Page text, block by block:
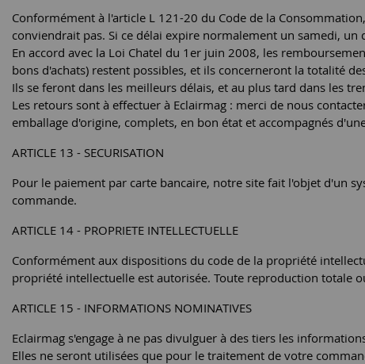
Conformément à l'article L 121-20 du Code de la
conviendrait pas. Si ce délai expire normalement un samedi,
En accord avec la Loi Chatel du 1er juin 2008, les
bons d'achats) restent possibles, et ils concerneront la totalité
Ils se feront dans les meilleurs délais, et au plus tard dans les
Les retours sont à effectuer à Eclairmag : merci de nous
emballage d'origine, complets, en bon état et accompagnés
ARTICLE 13 - SECURISATION
Pour le paiement par carte bancaire, notre site fait l'objet d'un
commande.
ARTICLE 14 - PROPRIETE INTELLECTUELLE
Conformément aux dispositions du code de la propriété
propriété intellectuelle est autorisée. Toute reproduction totale
ARTICLE 15 - INFORMATIONS NOMINATIVES
Eclairmag s'engage à ne pas divulguer à des tiers les
Elles ne seront utilisées que pour le traitement de votre